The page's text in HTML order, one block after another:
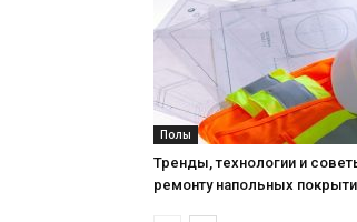
Полы
Тренды, технологии и
ремонту напольных